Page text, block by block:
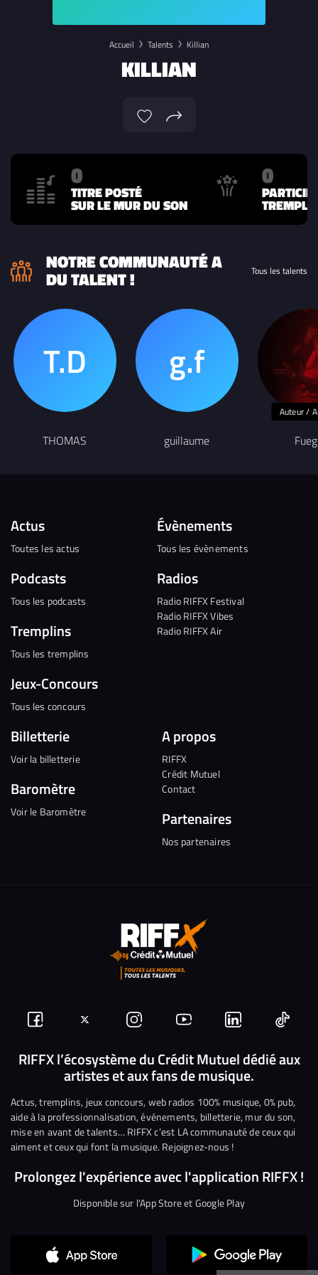
Continuer sans accepter
Accueil Talents Killian
KILLIAN
0
TITRE POSTÉ
SUR LE MUR DU SON
0
NOTRE COMMUNAUTÉ A
DU TALENT ! Tous les talents
THOMAS guillaume
Auteur /
Actus
Toutes les actus
Podcasts
Tous les podcasts
Tremplins
Tous les tremplins
Jeux-Concours
Tous les concours
Évènements
Tous les évènements
Radios
Radio RIFFX Festival
Radio RIFFX Vibes
Radio RIFFX Air
Billetterie
Voir la billetterie
Baromètre
Voir le Baromètre
A propos
RIFFX
Crédit Mutuel
Contact
Partenaires
Nos partenaires
Suivez-
nous
Facebook
Suivez-
nous
sur
Twitter
Nous
rejoindre
sur
Instagram
Nous
rejoindre
sur
YouTube
Nous
rejoindre
sur
Linkedin
Nous
RIFFX l’écosystème du Crédit Mutuel dédié aux
artistes et aux fans de musique.
Actus, tremplins, jeux concours, web radios 100% musique, 0% pub,
aide à la professionnalisation, événements, billetterie, mur du son,
mise en avant de talents… RIFFX c’est LA communauté de ceux qui
aiment et ceux qui font la musique. Rejoignez-nous !
Prolongez l'expérience avec l'application RIFFX !
Disponible sur l'App Store et Google Play